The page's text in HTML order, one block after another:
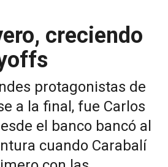
creciendo
protagonistas de
a la final, fue Carlos
el banco bancó al
cuando Carabalí